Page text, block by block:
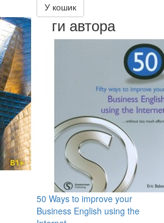
У кошик
Книги автора
50 Ways to improve your
Business English using the